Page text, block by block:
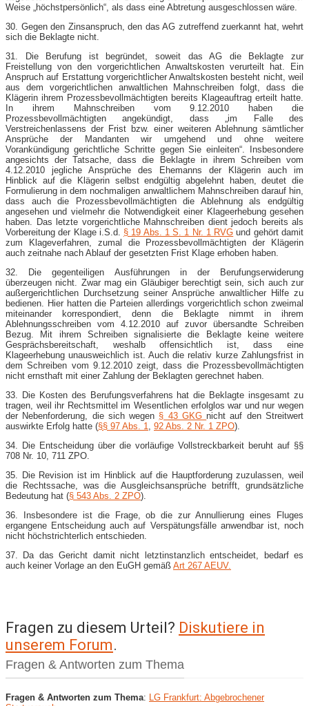
Weise „höchstpersönlich“, als dass eine Abtretung ausgeschlossen wäre.
30. Gegen den Zinsanspruch, den das AG zutreffend zuerkannt hat, wehrt
sich die Beklagte nicht.
31. Die Berufung ist begründet, soweit das AG die Beklagte zur
Freistellung von den vorgerichtlichen Anwaltskosten verurteilt hat. Ein
Anspruch auf Erstattung vorgerichtlicher Anwaltskosten besteht nicht, weil
aus dem vorgerichtlichen anwaltlichen Mahnschreiben folgt, dass die
Klägerin ihrem Prozessbevollmächtigten bereits Klageauftrag erteilt hatte.
In ihrem Mahnschreiben vom 9.12.2010 haben die
Prozessbevollmächtigten angekündigt, dass „im Falle des
Verstreichenlassens der Frist bzw. einer weiteren Ablehnung sämtlicher
Ansprüche der Mandanten wir umgehend und ohne weitere
Vorankündigung gerichtliche Schritte gegen Sie einleiten“. Insbesondere
angesichts der Tatsache, dass die Beklagte in ihrem Schreiben vom
4.12.2010 jegliche Ansprüche des Ehemanns der Klägerin auch im
Hinblick auf die Klägerin selbst endgültig abgelehnt haben, deutet die
Formulierung in dem nochmaligen anwaltlichem Mahnschreiben darauf hin,
dass auch die Prozessbevollmächtigten die Ablehnung als endgültig
angesehen und vielmehr die Notwendigkeit einer Klageerhebung gesehen
haben. Das letzte vorgerichtliche Mahnschreiben dient jedoch bereits als
Vorbereitung der Klage i.S.d. § 19 Abs. 1 S. 1 Nr. 1 RVG und gehört damit
zum Klageverfahren, zumal die Prozessbevollmächtigten der Klägerin
auch zeitnahe nach Ablauf der gesetzten Frist Klage erhoben haben.
32. Die gegenteiligen Ausführungen in der Berufungserwiderung
überzeugen nicht. Zwar mag ein Gläubiger berechtigt sein, sich auch zur
außergerichtlichen Durchsetzung seiner Ansprüche anwaltlicher Hilfe zu
bedienen. Hier hatten die Parteien allerdings vorgerichtlich schon zweimal
miteinander korrespondiert, denn die Beklagte nimmt in ihrem
Ablehnungsschreiben vom 4.12.2010 auf zuvor übersandte Schreiben
Bezug. Mit ihrem Schreiben signalisierte die Beklagte keine weitere
Gesprächsbereitschaft, weshalb offensichtlich ist, dass eine
Klageerhebung unausweichlich ist. Auch die relativ kurze Zahlungsfrist in
dem Schreiben vom 9.12.2010 zeigt, dass die Prozessbevollmächtigten
nicht ernsthaft mit einer Zahlung der Beklagten gerechnet haben.
33. Die Kosten des Berufungsverfahrens hat die Beklagte insgesamt zu
tragen, weil ihr Rechtsmittel im Wesentlichen erfolglos war und nur wegen
der Nebenforderung, die sich wegen § 43 GKGnicht auf den Streitwert
auswirkte Erfolg hatte (§§ 97 Abs. 1 92 Abs. 2 Nr. 1 ZPO).
34. Die Entscheidung über die vorläufige Vollstreckbarkeit beruht auf §§
708 Nr. 10, 711 ZPO.
35. Die Revision ist im Hinblick auf die Hauptforderung zuzulassen, weil
die Rechtssache, was die Ausgleichsansprüche betrifft, grundsätzliche
Bedeutung hat (§ 543 Abs. 2 ZPO).
36. Insbesondere ist die Frage, ob die zur Annullierung eines Fluges
ergangene Entscheidung auch auf Verspätungsfälle anwendbar ist, noch
nicht höchstrichterlich entschieden.
37. Da das Gericht damit nicht letztinstanzlich entscheidet, bedarf es
auch keiner Vorlage an den EuGH gemäß Art 267 AEUV.
Fragen zu diesem Urteil? Diskutiere in
unserem Forum.
Fragen & Antworten zum Thema
Fragen & Antworten zum Thema: LG Frankfurt: Abgebrochener